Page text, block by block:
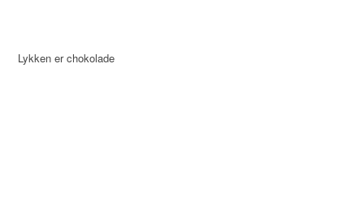
Lykken er chokolade